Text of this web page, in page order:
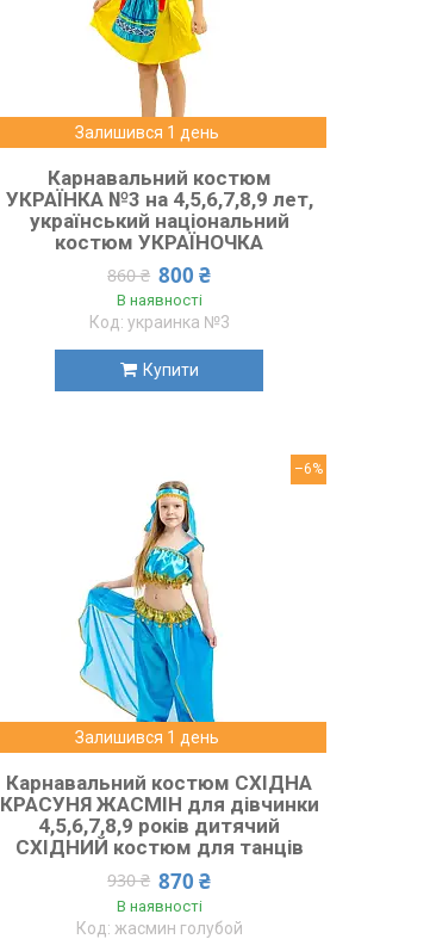
Залишився 1 день
Карнавальний костюм
УКРАЇНКА №3 на 4,5,6,7,8,9 лет,
український національний
костюм УКРАЇНОЧКА
860 ₴ 800 ₴
В наявності
украинка №3
Купити
–6%
Залишився 1 день
Карнавальний костюм СХІДНА
КРАСУНЯ ЖАСМІН для дівчинки
4,5,6,7,8,9 років дитячий
СХІДНИЙ костюм для танців
930 ₴ 870 ₴
В наявності
жасмин голубой